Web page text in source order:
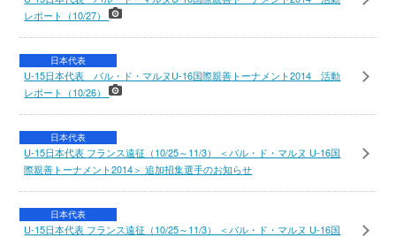
レポート（10/27）
日本代表
U-15日本代表 バル・ド・マルヌU-16国際親善トーナメント2014 活動
レポート（10/26）
日本代表
U-15日本代表 フランス遠征（10/25～11/3） ＜バル・ド・マルヌ U-16国
際親善トーナメント2014＞ 追加招集選手のお知らせ
日本代表
U-15日本代表 フランス遠征（10/25～11/3） ＜バル・ド・マルヌ U-16国